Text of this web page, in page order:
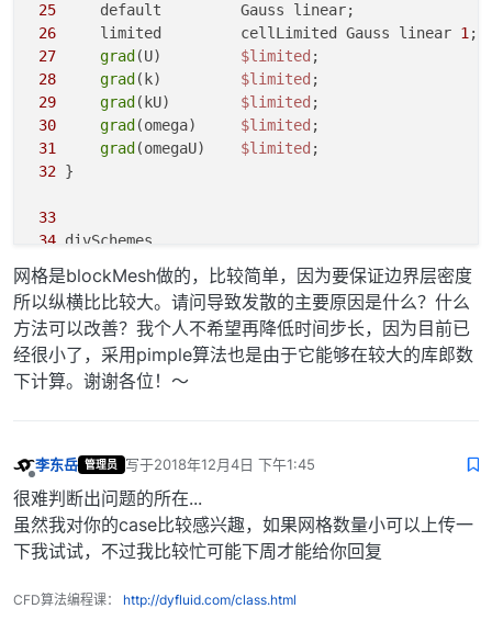
25
     default         Gauss linear;
26
     limited         cellLimited Gauss linear
1;
27
grad (U) $limited ;
28
grad (k) $limited ;
29
grad (kU) $limited ;
30
grad (omega) $limited ;
31
grad (omegaU) $limited ;
32 }
33
34 divSchemes
35 {
36
     default
none;
37
div(phi,U)      Gauss linearUpwind limited;
38
39
     turbulence      Gauss linearUpwind limited;
40
     energy          Gauss linearUpwind limited;
44
div(phi,omega) $turbulence
45
div(phi,omegaU)
46
47
div (phi,e) $energy;
48
div(phi,h) $energy;
50
div(phi,Ekp) $energy
网格是blockMesh做的，比较简单，因为要保证边界层密度
所以纵横比比较大。请问导致发散的主要原因是什么？什么
方法可以改善？我个人不希望再降低时间步长，因为目前已
经很小了，采用pimple算法也是由于它能够在较大的库郎数
下计算。谢谢各位！～
李东岳 管理员 写于2018年12月4日 下午1:45
最后由 编辑
很难判断出问题的所在...
虽然我对你的case比较感兴趣，如果网格数量小可以上传一
下我试试，不过我比较忙可能下周才能给你回复
CFD算法编程课： http://dyfluid.com/class.html